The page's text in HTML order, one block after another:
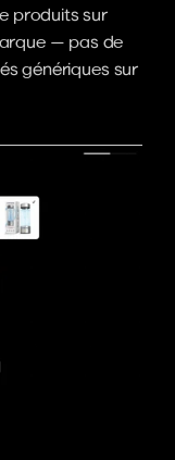
produits sur
— pas de
génériques sur